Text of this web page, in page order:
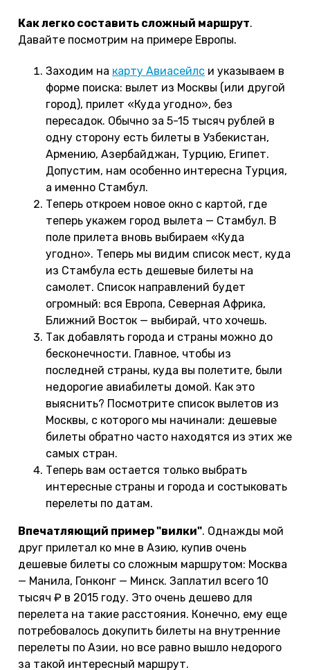
Как легко составить сложный маршрут.
Давайте посмотрим на примере Европы.
Заходим на карту Авиасейлс и указываем в
форме поиска: вылет из Москвы (или другой
город), прилет «Куда угодно», без
пересадок. Обычно за 5-15 тысяч рублей в
одну сторону есть билеты в Узбекистан,
Армению, Азербайджан, Турцию, Египет.
Допустим, нам особенно интересна Турция,
а именно Стамбул.
Теперь откроем новое окно с картой, где
теперь укажем город вылета — Стамбул. В
поле прилета вновь выбираем «Куда
угодно». Теперь мы видим список мест, куда
из Стамбула есть дешевые билеты на
самолет. Список направлений будет
огромный: вся Европа, Северная Африка,
Ближний Восток — выбирай, что хочешь.
Так добавлять города и страны можно до
бесконечности. Главное, чтобы из
последней страны, куда вы полетите, были
недорогие авиабилеты домой. Как это
выяснить? Посмотрите список вылетов из
Москвы, с которого мы начинали: дешевые
билеты обратно часто находятся из этих же
самых стран.
Теперь вам остается только выбрать
интересные страны и города и состыковать
перелеты по датам.
Впечатляющий пример "вилки". Однажды мой
друг прилетал ко мне в Азию, купив очень
дешевые билеты со сложным маршрутом: Москва
— Манила, Гонконг — Минск. Заплатил всего 10
тысяч ₽ в 2015 году. Это очень дешево для
перелета на такие расстояния. Конечно, ему еще
потребовалось докупить билеты на внутренние
перелеты по Азии, но все равно вышло недорого
за такой интересный маршрут.